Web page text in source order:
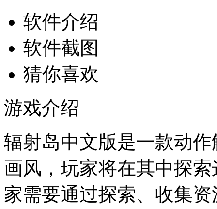
软件介绍
软件截图
猜你喜欢
游戏介绍
辐射岛中文版是一款动
画风，玩家将在其中探
家需要通过探索、收集